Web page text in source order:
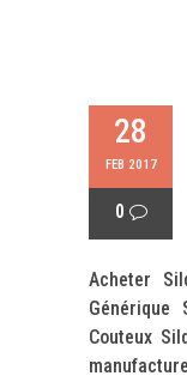
28
FEB 2017
0
Acheter
Générique
Couteux